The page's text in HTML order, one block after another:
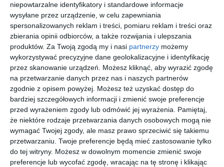
niepowtarzalne identyfikatory i standardowe informacje
wysyłane przez urządzenie, w celu zapewniania
spersonalizowanych reklam i treści, pomiaru reklam i treści oraz
zbierania opinii odbiorców, a także rozwijania i ulepszania
produktów. Za Twoją zgodą my i nasi partnerzy możemy
wykorzystywać precyzyjne dane geolokalizacyjne i identyfikację
przez skanowanie urządzeń. Możesz kliknąć, aby wyrazić zgodę
na przetwarzanie danych przez nas i naszych partnerów
zgodnie z opisem powyżej. Możesz też uzyskać dostęp do
bardziej szczegółowych informacji i zmienić swoje preferencje
przed wyrażeniem zgody lub odmówić jej wyrażenia. Pamiętaj,
że niektóre rodzaje przetwarzania danych osobowych mogą nie
wymagać Twojej zgody, ale masz prawo sprzeciwić się takiemu
przetwarzaniu. Twoje preferencje będą mieć zastosowanie tylko
do tej witryny. Możesz w dowolnym momencie zmienić swoje
preferencje lub wycofać zgodę, wracając na tę stronę i klikając
udowadniają, jak wiele ludzkich uczuć może być przyczyną
zarówno rozpaczy, jak i siły.
Na sąsiedniej półce
[ audiobook ]
W krainie
białych
obłoków -
część 2
Sarah Lark
[ audiobook ]
W krainie
białych
obłoków -
część 1
Sarah Lark
[ książka ]
Pod
dalekim
niebem
Sarah Lark
[ książka, e-book ]
W krainie
białych
obłoków
Sarah Lark